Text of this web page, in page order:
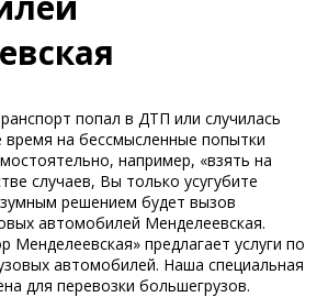
попал в ДТП или случилась
время на бессмысленные попытки
например, «взять на
случаев, Вы только усугубите
решением будет вызов
автомобилей Менделеевская.
Менделеевская» предлагает услуги по
автомобилей. Наша специальная
для перевозки большегрузов.